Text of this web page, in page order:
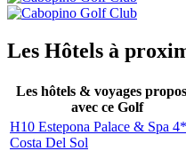
Les Hôtels à
Les hôtels & voyages
avec ce Golf
H10 Estepona Palace & Spa 4*
Costa Del Sol